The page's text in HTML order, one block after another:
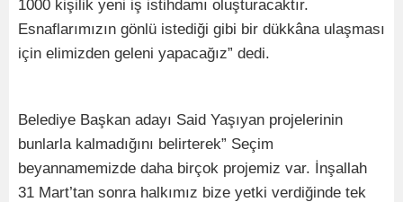
1000 kişilik yeni iş istihdamı oluşturacaktır.
Esnaflarımızın gönlü istediği gibi bir dükkâna ulaşması
için elimizden geleni yapacağız” dedi.
Belediye Başkan adayı Said Yaşıyan projelerinin
bunlarla kalmadığını belirterek” Seçim
beyannamemizde daha birçok projemiz var. İnşallah
31 Mart’tan sonra halkımız bize yetki verdiğinde tek